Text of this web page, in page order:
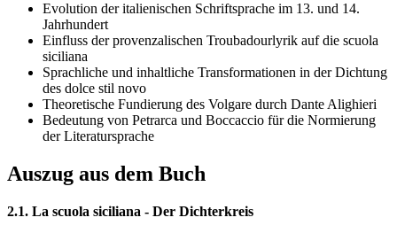
Evolution der italienischen Schriftsprache im 13. und 14.
Jahrhundert
Einfluss der provenzalischen Troubadourlyrik auf die scuola
siciliana
Sprachliche und inhaltliche Transformationen in der Dichtung
des dolce stil novo
Theoretische Fundierung des Volgare durch Dante Alighieri
Bedeutung von Petrarca und Boccaccio für die Normierung
der Literatursprache
Auszug aus dem Buch
2.1. La scuola siciliana - Der Dichterkreis